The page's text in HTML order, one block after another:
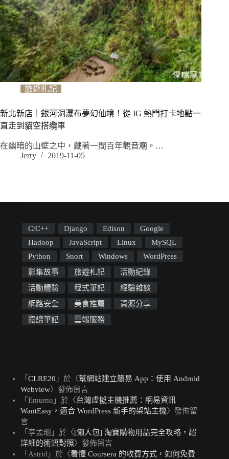
旅遊札記
新北新店｜銀河洞瀑布夢幻仙境！從 IG 熱門打卡地點一
直走到貓空搭纜車
在幽暗的山壁之中，藏著一間百年觀音廟。…
Jerry
2019-11-05
C/C++ Django Edison
Google
Hadoop
JavaScript Linux
MySQL
Python
Snort Windows
WordPress
影集故事
旅遊札記
活動紀錄
活動體驗
程式筆記
經驗雜談
網路安全
美食推薦
資源分享
閱讀筆記
雲端服務
「 CLRE20 」於〈幫網站建立簡易 App：使用 Android
Webview〉發佈留言
「 Emumu 」於〈台灣虛擬主機推薦：網易資訊
WantEasy，適合 WordPress 新手的架站主機〉發佈留
言
「 李孟珊 」於〈[懶人包] 淘寶購物用語完全攻略，超
詳細的術語對照〉發佈留言
「 Astrid 」於〈看懂 Coursera 的收費方式，如何免費